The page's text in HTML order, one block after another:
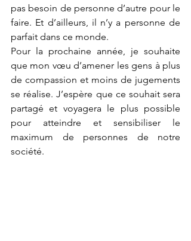
pas besoin de personne d’autre pour le
faire. Et d’ailleurs, il n’y a personne de
parfait dans ce monde.
Pour la prochaine année, je souhaite
que mon vœu d’amener les gens à plus
de compassion et moins de jugements
se réalise. J’espère que ce souhait sera
partagé et voyagera le plus possible
pour atteindre et sensibiliser le
maximum de personnes de notre
société.